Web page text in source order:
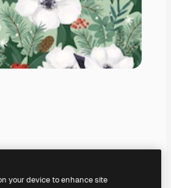
your device to enhance site